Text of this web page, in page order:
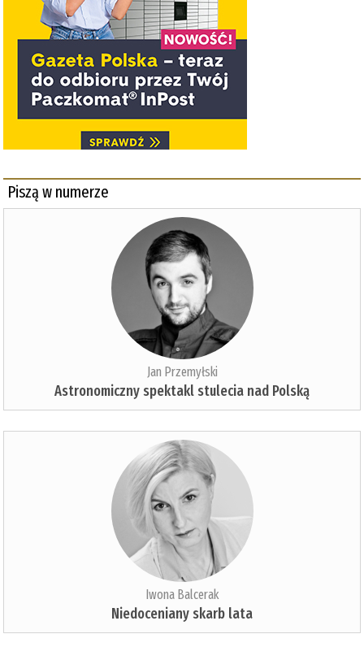
Piszą w numerze
Jan Przemyłski
Astronomiczny spektakl stulecia nad Polską
Iwona Balcerak
Niedoceniany skarb lata